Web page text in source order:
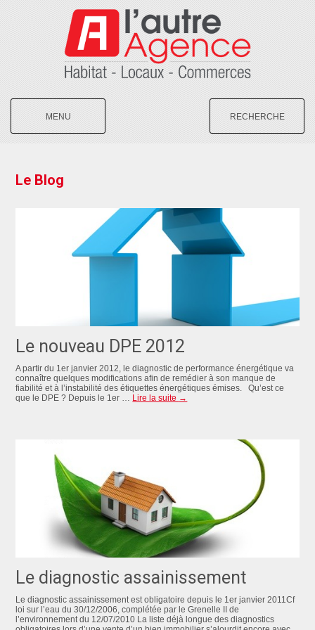
RECHERCHE
MENU
Le Blog
Le nouveau DPE 2012
A partir du 1er janvier 2012, le diagnostic de performance énergétique va
connaître quelques modifications afin de remédier à son manque de
fiabilité et à l’instabilité des étiquettes énergétiques émises. Qu’est ce
que le DPE ? Depuis le 1er … Lire la suite →
Le diagnostic assainissement
Le diagnostic assainissement est obligatoire depuis le 1er janvier 2011Cf
loi sur l’eau du 30/12/2006, complétée par le Grenelle II de
l’environnement du 12/07/2010 La liste déjà longue des diagnostics